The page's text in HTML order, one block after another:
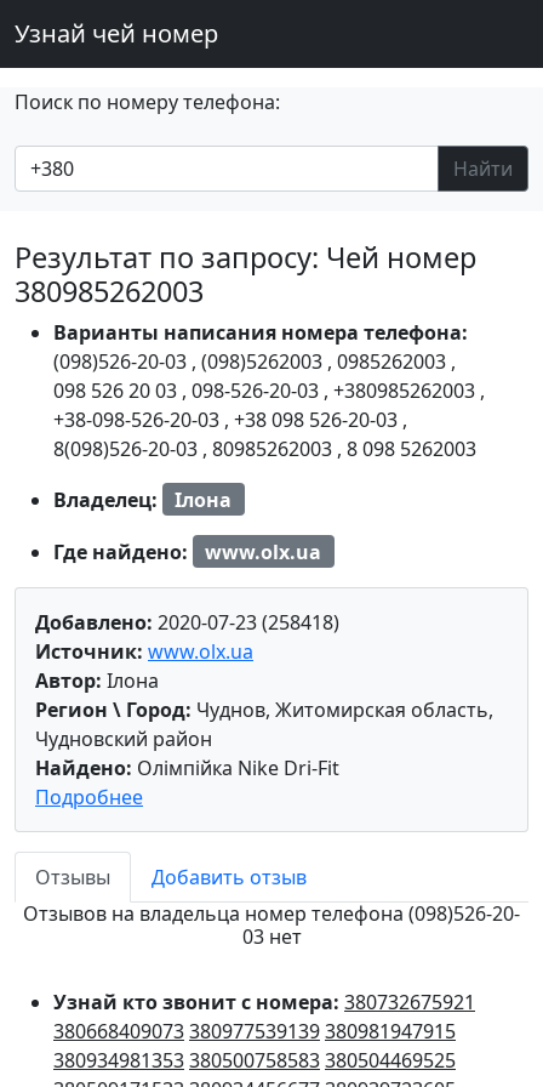
Узнай чей номер
Поиск по номеру телефона:
Найти
Результат по запросу: Чей номер
380985262003
Варианты написания номера телефона:
(098)526-20-03 , (098)5262003 , 0985262003 ,
098 526 20 03 , 098-526-20-03 , +380985262003 ,
+38-098-526-20-03 , +38 098 526-20-03 ,
8(098)526-20-03 , 80985262003 , 8 098 5262003
Владелец:
Ілона
Где найдено:
www.olx.ua
Добавлено: 2020-07-23 (258418)
Источник: www.olx.ua
Автор: Ілона
Регион \ Город: Чуднов, Житомирская область,
Чудновский район
Найдено: Олімпійка Nike Dri-Fit
Подробнее
Отзывы
Добавить отзыв
Отзывов на владельца номер телефона (098)526-20-
03 нет
Узнай кто звонит с номера: 380732675921
380668409073380977539139380981947915
380934981353380500758583380504469525